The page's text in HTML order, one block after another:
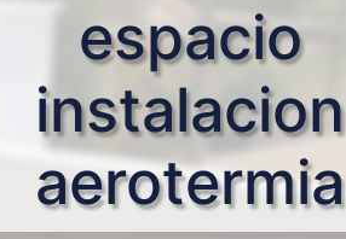
espacio
instalacion
aerotermia